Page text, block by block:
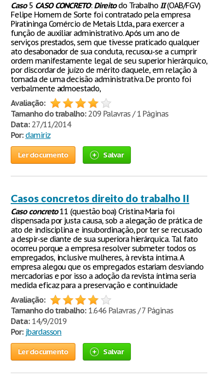
Caso5 CASO CONCRETO: Direitodo TrabalhoII(OAB/FGV)
Felipe Homem de Sorte foi contratado pela empresa
Piratininga Comércio de Metais Ltda., para exercer a
função de auxiliar administrativo. Após um ano de
serviços prestados, sem que tivesse praticado qualquer
ato desabonador de sua conduta, recusou-se a cumprir
ordem manifestamente legal de seu superior hierárquico,
por discordar de juízo de mérito daquele, em relação à
tomada de uma decisão administrativa. De pronto foi
verbalmente admoestado,
Avaliação:
Tamanho do trabalho:209 Palavras / 1 Páginas
Data:27/11/2014
Por: damiriz
Ler documento Salvar
Casos concretos direito do trabalho II
Caso concreto11 (questão boa) Cristina Maria foi
dispensada por justa causa, sob a alegação de prática de
ato de indisciplina e insubordinação, por ter se recusado
a despir-se diante de sua superiora hierárquica. Tal fato
ocorreu porque a empresa resolver submeter todos os
empregados, inclusive mulheres, à revista íntima. A
empresa alegou que os empregados estariam desviando
mercadorias e por isso a adoção da revista íntima seria
medida eficaz para a preservação e continuidade
Avaliação:
Tamanho do trabalho:1.646 Palavras / 7 Páginas
Data:14/9/2019
Por: jbardasson
Ler documento Salvar